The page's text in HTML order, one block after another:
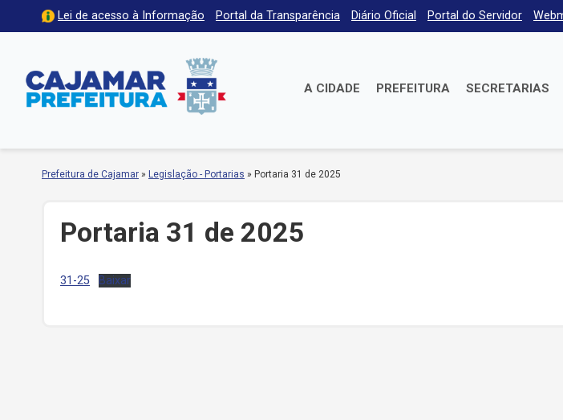
Lei de acesso à Informação Portal da Transparência Diário Oficial Portal do Servidor
A CIDADE PREFEITURA SECRETARIAS
Prefeitura de Cajamar » Legislação - Portarias » Portaria 31 de 2025
Portaria 31 de 2025
31-25 Baixar